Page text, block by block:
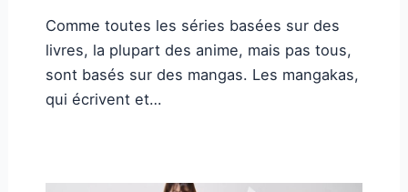
Comme toutes les séries basées sur des
livres, la plupart des anime, mais pas tous,
sont basés sur des mangas. Les mangakas,
qui écrivent et…